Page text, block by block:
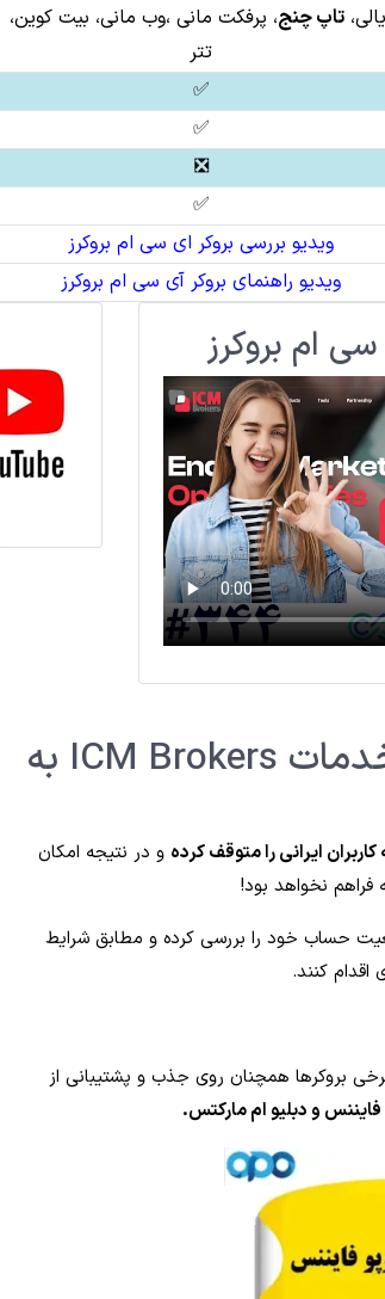
تاپ چنج، پرفکت مانی ،وب مانی، بیت کوین،
تتر
✅
✅
❎
✅
ویدیو بررسی بروکر ای سی ام بروکرز
ویدیو راهنمای بروکر آی سی ام بروکرز
ام بروکرز
🚫اطلاعیه مهم: توقف ارائه خدمات ICM Brokers به
و در نتیجه امکان
فراهم نخواهد بود!
حساب خود را بررسی کرده و مطابق شرایط
کنند.
بروکرها همچنان روی جذب و پشتیبانی از
فایننس و دبلیو ام مارکتس.